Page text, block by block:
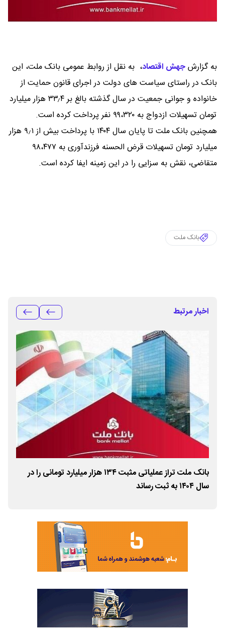
به گزارشجهش اقتصاد، به نقل از روابط عمومی بانک ملت، این
بانک در راستای سیاست های دولت در اجرای قانون حمایت از
خانواده و جوانی جمعیت در سال گذشته بالغ بر ۳۳٫۴ هزار میلیارد
تومان تسهیلات ازدواج به ۹۹،۳۲۰ نفر پرداخت کرده است.
همچنین بانک ملت تا پایان سال ۱۴۰۴ با پرداخت بیش از ۹٫۱ هزار
میلیارد تومان تسهیلات قرض الحسنه فرزندآوری به ۹۸،۴۷۷
متقاضی، نقش به سزایی را در این زمینه ایفا کرده است.
بانک ملت
اخبار مرتبط
بانک ملت تراز عملیاتی مثبت ۱۳۴ هزار میلیارد تومانی را در
سال ۱۴۰۴ به ثبت رساند